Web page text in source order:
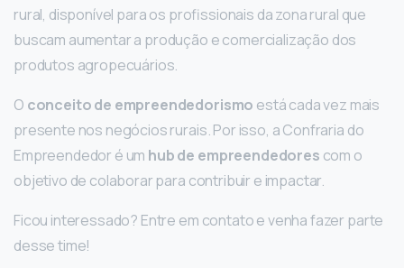
rural, disponível para os profissionais da zona rural que
buscam aumentar a produção e comercialização dos
produtos agropecuários.
O conceito de empreendedorismo está cada vez mais
presente nos negócios rurais. Por isso, a Confraria do
Empreendedor é um hub de empreendedores com o
objetivo de colaborar para contribuir e impactar.
Ficou interessado? Entre em contato e venha fazer parte
desse time!